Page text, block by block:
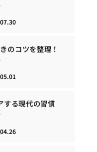
のコツを整理！
する現代の習慣